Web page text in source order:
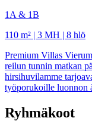
1A & 1B
110 m² | 3 MH | 8 hlö
Premium Villas
reilun tunnin matkan
hirsihuvilamme
työporukoille luonnon
Ryhmäkoot